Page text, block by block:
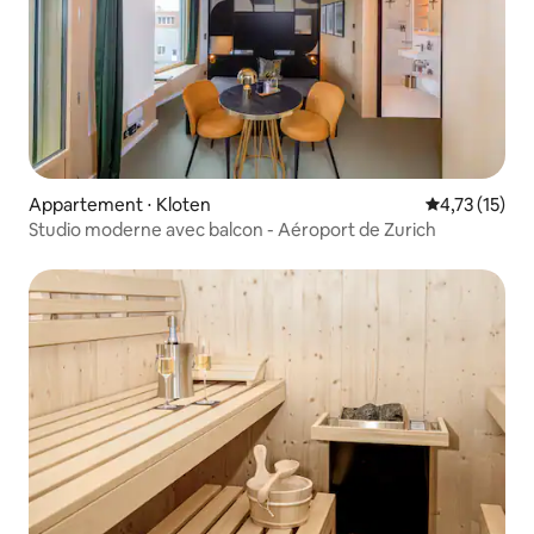
Appartement ⋅ Kloten Évaluation
4,73 (15)
Studio moderne avec balcon - Aéroport de Zurich